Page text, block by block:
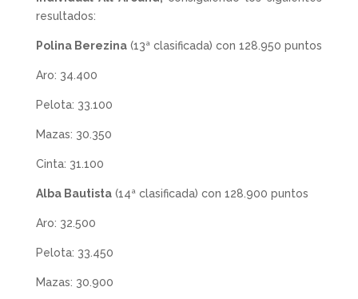
resultados:
Polina Berezina(13ª clasificada) con 128.950 puntos
Aro: 34.400
Pelota: 33.100
Mazas: 30.350
Cinta: 31.100
Alba Bautista(14ª clasificada) con 128.900 puntos
Aro: 32.500
Pelota: 33.450
Mazas: 30.900